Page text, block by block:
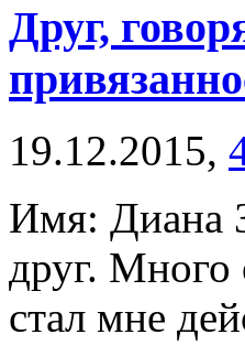
Друг,
19.12.2015,
Имя: Диана
друг. Много
стал мне